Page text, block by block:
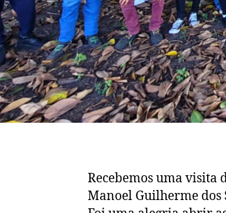
Recebemos uma visita
Manoel Guilherme dos